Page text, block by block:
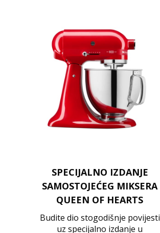
SPECIJALNO IZDANJE
SAMOSTOJEĆEG MIKSERA
QUEEN OF HEARTS
Budite dio stogodišnje povijesti
uz specijalno izdanje u